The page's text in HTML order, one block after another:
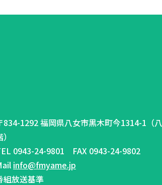
834-1292 福岡県八女市黒木町今1314-1（
0943-24-9801 FAX 0943-24-9802
info@fmyame.jp
組放送基準